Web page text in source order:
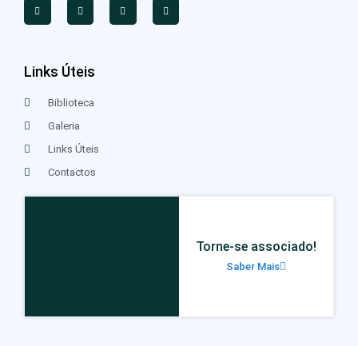
Links Úteis
Biblioteca
Galeria
Links Úteis
Contactos
Torne-se associado!
Saber Mais